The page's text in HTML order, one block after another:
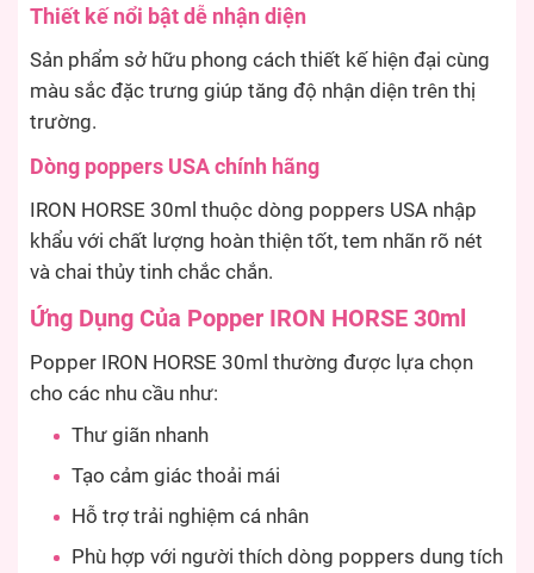
Thiết kế nổi bật dễ nhận diện
Sản phẩm sở hữu phong cách thiết kế hiện đại cùng
màu sắc đặc trưng giúp tăng độ nhận diện trên thị
trường.
Dòng poppers USA chính hãng
IRON HORSE 30ml thuộc dòng poppers USA nhập
khẩu với chất lượng hoàn thiện tốt, tem nhãn rõ nét
và chai thủy tinh chắc chắn.
Ứng Dụng Của Popper IRON HORSE 30ml
Popper IRON HORSE 30ml thường được lựa chọn
cho các nhu cầu như:
Thư giãn nhanh
Tạo cảm giác thoải mái
Hỗ trợ trải nghiệm cá nhân
Phù hợp với người thích dòng poppers dung tích